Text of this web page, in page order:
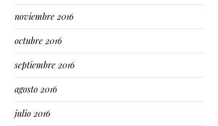
noviembre 2016
octubre 2016
septiembre 2016
agosto 2016
julio 2016